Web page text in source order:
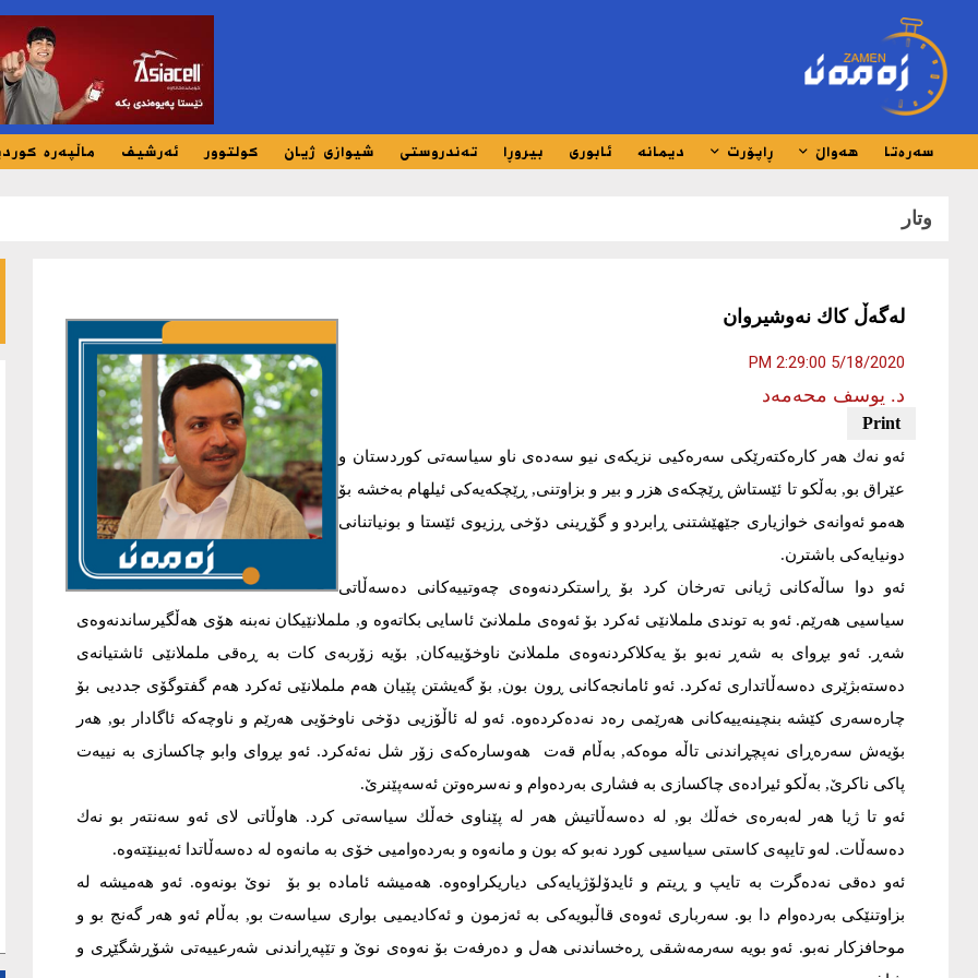
سەرەتا هەواڵ ڕاپۆرت دیمانە ئابوری بیروڕا تەندروستی شیوازی ژیان کولتوور ئەرشیف ماڵپەرە
وتار
له‌گه‌ڵ كاك نه‌وشیروان
5/18/2020 2:29:00 PM
د. یوسف محەمەد
ئه‌و نه‌ك هه‌ر كاره‌كته‌رێكی سه‌ره‌كیی نزیكه‌ی نیو سه‌ده‌ی ناو سیاسه‌تی كوردستان و
عێراق بو, به‌ڵكو تا ئێستاش ڕێچكه‌ی هزر و بیر و بزاوتنی, ڕێچكه‌یه‌كی ئیلهام به‌خشه‌ بۆ
هه‌مو ئه‌وانه‌ی خوازیاری جێهێشتنی ڕابردو و گۆڕینی دۆخی ڕزیوی ئێستا و بونیاتنانی
دونیایه‌كی باشترن.
ئه‌و دوا ساڵه‌كانی ژیانی ته‌رخان كرد بۆ ڕاستكردنه‌وه‌ی چه‌وتییه‌كانی ده‌سه‌ڵاتی
سیاسیی هه‌رێم. ئه‌و به‌ توندی ململانێی ئه‌كرد بۆ ئه‌وه‌ی ململانێ ئاسایی بكاته‌وه‌ و, ململانێیكان نه‌بنه‌ هۆی هه‌ڵگیرساندنه‌وه‌ی
شه‌ڕ. ئه‌و بڕوای به ‌شه‌ڕ نه‌بو بۆ یه‌كلاكردنه‌وه‌ی ململانێ ناوخۆییه‌كان, بۆیه‌ زۆربه‌ی كات به‌ ڕه‌قی ململانێی ئاشتیانه‌ی
ده‌سته‌بژێری ده‌سه‌ڵاتداری ئه‌كرد. ئه‌و ئامانجه‌كانی ڕون بون, بۆ گه‌یشتن پێیان هه‌م ململانێی ئه‌كرد هه‌م گفتوگۆی جددیی بۆ
چاره‌سه‌ری كێشه‌ بنچینه‌ییه‌‌كانی هه‌رێمی ره‌د نه‌ده‌كرده‌وه‌. ئه‌و له‌ ئاڵۆزیی دۆخی ناوخۆیی هه‌رێم و ناوچه‌كه‌ ئاگادار بو, هه‌ر
بۆیه‌ش سه‌ره‌ڕای نه‌پچڕاندنی تاڵه‌ موه‌كه‌, به‌ڵام قه‌ت ‌ هه‌وساره‌كه‌ی زۆر شل نه‌ئه‌كرد. ئه‌و بڕوای وابو چاكسازی به‌ نییه‌ت
پاكی ناكرێ, به‌ڵكو ئیراده‌ی چاكسازی به‌ فشاری به‌رده‌وام و نه‌سره‌وتن ئه‌سه‌پێنرێ.
ئه‌و تا ژیا هه‌ر له‌به‌ره‌ی خه‌ڵك بو, له‌ ده‌سه‌ڵاتیش هه‌ر له‌ پێناوی خه‌ڵك سیاسه‌تی كرد. هاوڵاتی لای ئه‌و سه‌نته‌ر بو نه‌ك
ده‌سه‌ڵات. له‌و تایپه‌ی كاستی سیاسیی كورد نه‌بو كه‌ بون و مانه‌وه‌ و به‌رده‌وامیی خۆی به‌ مانه‌وه‌ له‌ ده‌سه‌ڵاتدا ئه‌بینێته‌وه‌.
ئه‌و ده‌قی نه‌ده‌گرت به‌ تایپ و ڕیتم و ئایدۆلۆژیایه‌كی دیاریكراوه‌وه‌. هه‌میشه‌ ئاماده‌ بو بۆ نوێ بونه‌وه‌. ئه‌و هه‌میشه‌ له‌
بزاوتنێكی به‌رده‌وام دا بو. سه‌رباری ئه‌وه‌ی قاڵبویه‌كی به‌ ئه‌زمون و ئه‌كادیمیی بواری سیاسه‌ت بو, به‌ڵام ئه‌و هه‌ر گه‌نج بو و
موحافزكار نه‌بو. ئه‌و بویه‌ سه‌رمه‌شقی ڕه‌خساندنی هه‌ل و ده‌رفه‌ت بۆ نه‌وه‌ی نوێ و تێپه‌ڕاندنی شه‌رعییه‌تی شۆڕشگێڕی و